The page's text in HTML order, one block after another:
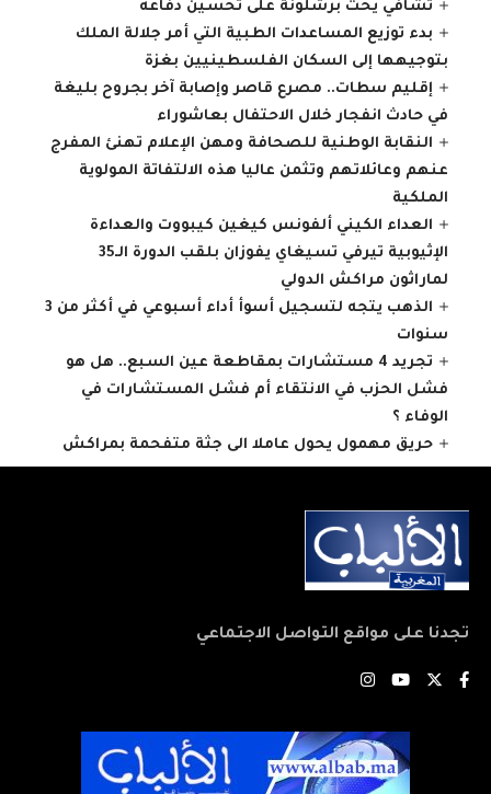
تشافي يحث برشلونة على تحسين دفاعه
بدء توزيع المساعدات الطبية التي أمر جلالة الملك
بتوجيهها إلى السكان الفلسطينيين بغزة
إقليم سطات.. مصرع قاصر وإصابة آخر بجروح بليغة
في حادث انفجار خلال الاحتفال بعاشوراء
النقابة الوطنية للصحافة ومهن الإعلام تهنئ المفرج
عنهم وعائلاتهم وتثمن عاليا هذه الالتفاتة المولوية
الملكية
العداء الكيني ألفونس كيغين كيبووت والعداءة
الإثيوبية تيرفي تسيغاي يفوزان بلقب الدورة الـ35
لماراثون مراكش الدولي
الذهب يتجه لتسجيل أسوأ أداء أسبوعي في أكثر من 3
سنوات
تجريد 4 مستشارات بمقاطعة عين السبع.. هل هو
فشل الحزب في الانتقاء أم فشل المستشارات في
الوفاء ؟
حريق مهمول يحول عاملا الى جثة متفحمة بمراكش
تجدنا على مواقع التواصل الاجتماعي